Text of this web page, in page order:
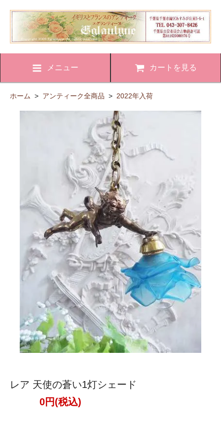
メニュー カートを見る
ホーム > アンティーク全商品 > 2022年入荷
レア 天使の蒼い1灯シェード
0円(税込)